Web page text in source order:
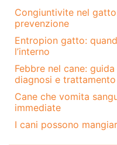
Congiuntivite nel
prevenzione
Entropion gatto:
l’interno
Febbre nel cane:
diagnosi e trattamento
Cane che vomita
immediate
I cani possono